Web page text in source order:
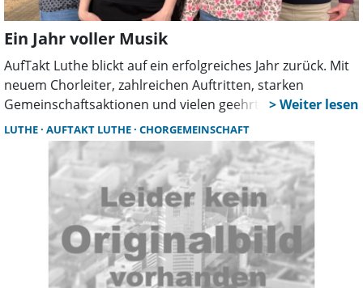
Ein Jahr voller Musik
AufTakt Luthe blickt auf ein erfolgreiches Jahr zurück. Mit
neuem Chorleiter, zahlreichen Auftritten, starken
Gemeinschaftsaktionen und vielen geehrten Mitgliedern
zeigt sich der Chor bestens aufgestellt. 2026 stehen
mehrere Highlights sowie vermehrte Auftritte bei privaten
Events an.
LUTHE AUFTAKT LUTHE CHORGEMEINSCHAFT